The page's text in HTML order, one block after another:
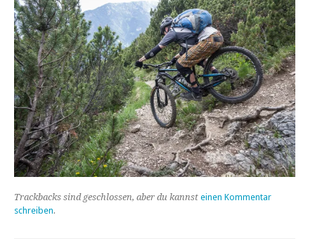
Trackbacks sind geschlossen, aber du kannst einen Kommentar
schreiben.